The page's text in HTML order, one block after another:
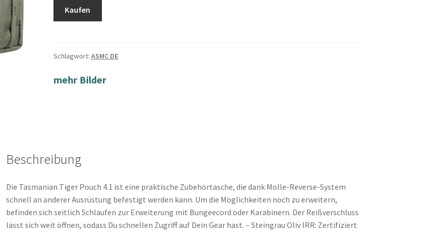
Kaufen
Schlagwort: ASMC DE
mehr Bilder
Beschreibung
Die Tasmanian Tiger Pouch 4.1 ist eine praktische Zubehörtasche, die dank Molle-Reverse-System
schnell an anderer Ausrüstung befestigt werden kann. Um die Möglichkeiten noch zu erweitern,
befinden sich seitlich Schlaufen zur Erweiterung mit Bungeecord oder Karabinern. Der Reißverschluss
lässt sich weit öffnen, sodass Du schnellen Zugriff auf Dein Gear hast. – Steingrau Oliv IRR: Zertifiziert